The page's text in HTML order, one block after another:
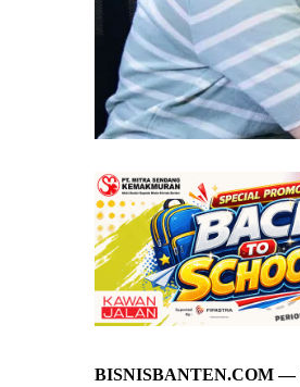
BISNISBANTEN.COM—